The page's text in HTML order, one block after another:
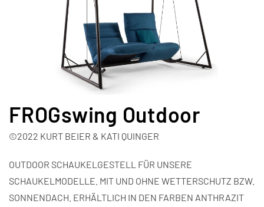
FROGswing Outdoor
©2022 KURT BEIER & KATI QUINGER
OUTDOOR SCHAUKELGESTELL FÜR UNSERE
SCHAUKELMODELLE. MIT UND OHNE WETTERSCHUTZ BZW.
SONNENDACH. ERHÄLTLICH IN DEN FARBEN ANTHRAZIT